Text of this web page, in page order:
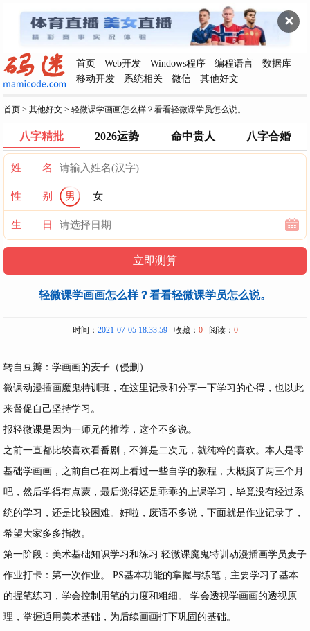
✕
首页 Web开发 Windows程序 编程语言
数据库
移动开发
系统相关 微信 其他好文
首页 > 其他好文 > 轻微课学画画怎么样？看看轻微课学员怎么说。
八字精批 2026运势 命中贵人 八字合婚
姓 名
性 别 男 女
生 日
轻微课学画画怎么样？看看轻微课学员怎么说。
时间： 2021-07-05 18:33:59收藏： 0阅读： 0
转自豆瓣：学画画的麦子（侵删）
微课动漫插画魔鬼特训班 ，在这里记录和分享一下学习的心得，也以此
来督促自己坚持学习。
报轻微课是因为一师兄的推荐，这个不多说。
之前一直都比较喜欢看番剧，不算是二次元，就纯粹的喜欢。本人是零
基础学画画，之前自己在网上看过一些自学的教程，大概摸了两三个月
吧，然后学得有点蒙，最后觉得还是乖乖的上课学习，毕竟没有经过系
统的学习，还是比较困难。好啦，废话不多说，下面就是作业记录了，
希望大家多多指教。
第一阶段：美术基础知识学习和练习 轻微课魔鬼特训动漫插画学员麦子
作业打卡：第一次作业。 PS基本功能的掌握与练笔，主要学习了基本
的握笔练习，学会控制用笔的力度和粗细。 学会透视学画画的透视原
理，掌握通用美术基础，为后续画画打下巩固的基础。